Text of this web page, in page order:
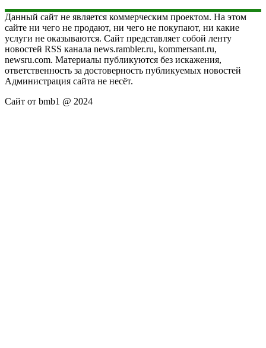
Данный сайт не является коммерческим проектом. На этом
сайте ни чего не продают, ни чего не покупают, ни какие
услуги не оказываются. Сайт представляет собой ленту
новостей RSS канала news.rambler.ru, kommersant.ru,
newsru.com. Материалы публикуются без искажения,
ответственность за достоверность публикуемых новостей
Администрация сайта не несёт.
Сайт от bmb1 @ 2024